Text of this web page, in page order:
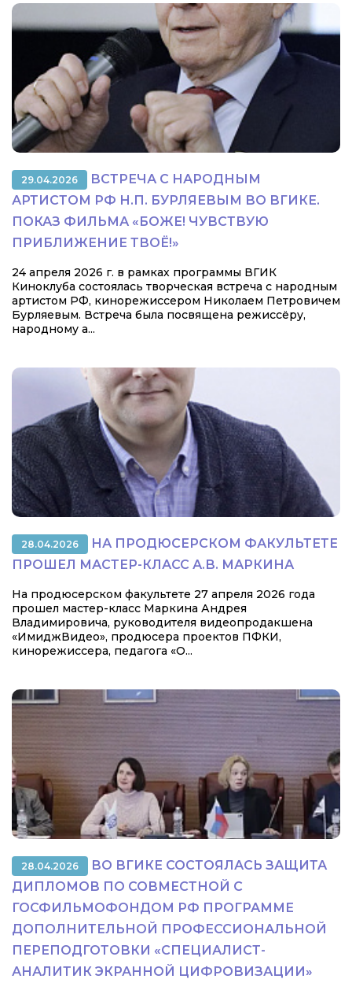
29.04.2026
ВСТРЕЧА С НАРОДНЫМ
АРТИСТОМ РФ Н.П. БУРЛЯЕВЫМ ВО ВГИКЕ.
ПОКАЗ ФИЛЬМА «БОЖЕ! ЧУВСТВУЮ
ПРИБЛИЖЕНИЕ ТВОЁ!»
24 апреля 2026 г. в рамках программы ВГИК
Киноклуба состоялась творческая встреча с народным
артистом РФ, кинорежиссером Николаем Петровичем
Бурляевым. Встреча была посвящена режиссёру,
народному а...
28.04.2026
НА ПРОДЮСЕРСКОМ ФАКУЛЬТЕТЕ
ПРОШЕЛ МАСТЕР-КЛАСС А.В. МАРКИНА
На продюсерском факультете 27 апреля 2026 года
прошел мастер-класс Маркина Андрея
Владимировича, руководителя видеопродакшена
«ИмиджВидео», продюсера проектов ПФКИ,
кинорежиссера, педагога «О...
28.04.2026
ВО ВГИКЕ СОСТОЯЛАСЬ ЗАЩИТА
ДИПЛОМОВ ПО СОВМЕСТНОЙ С
ГОСФИЛЬМОФОНДОМ РФ ПРОГРАММЕ
ДОПОЛНИТЕЛЬНОЙ ПРОФЕССИОНАЛЬНОЙ
ПЕРЕПОДГОТОВКИ «СПЕЦИАЛИСТ-
АНАЛИТИК ЭКРАННОЙ ЦИФРОВИЗАЦИИ»